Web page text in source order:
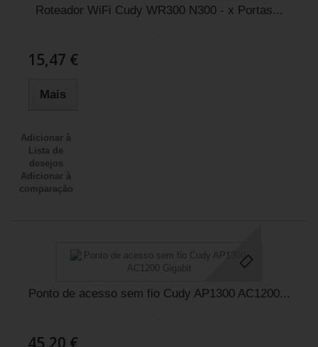
Roteador WiFi Cudy WR300 N300 - x Portas...
15,47 €
Mais
Adicionar à
Lista de
desejos
Adicionar à
comparação
Ponto de acesso sem fio Cudy AP1300 AC1200...
45,20 €